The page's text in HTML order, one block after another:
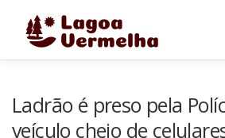
Ladrão é preso pela
veículo cheio de